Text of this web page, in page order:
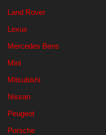
Land Rover
Lexus
Mercedes Bens
Mini
Mitsubishi
Nissan
Peugeot
Porsche